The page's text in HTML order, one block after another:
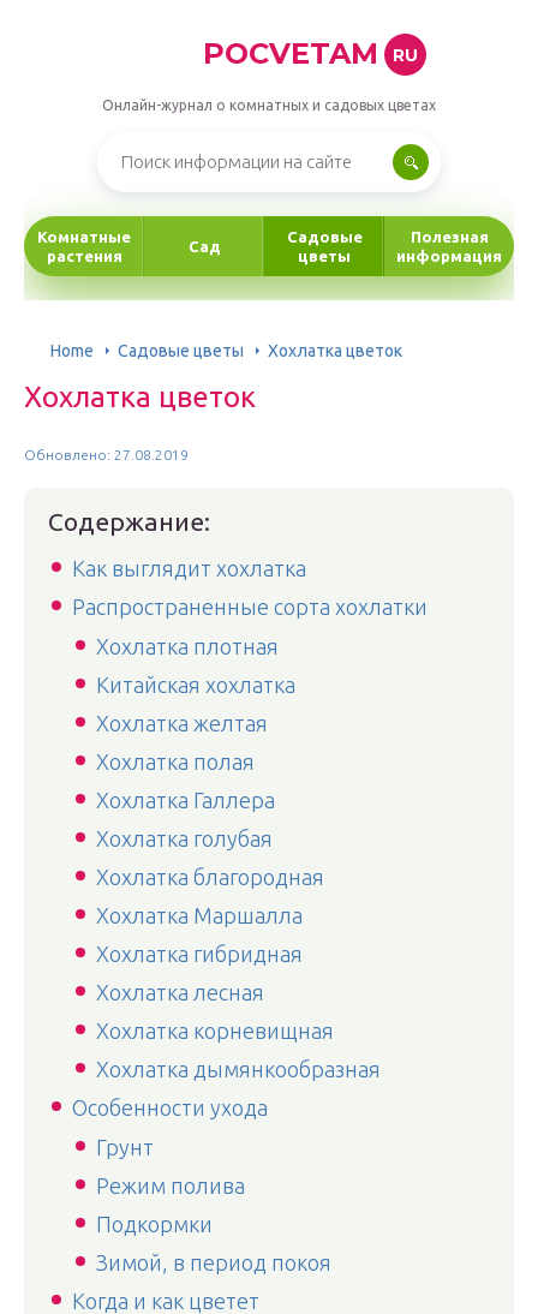
POCVETAM RU
Онлайн-журнал о комнатных и садовых цветах
Комнатные
растения
Сад
Садовые
цветы
Полезная
информация
Home Садовые цветы Хохлатка цветок
Хохлатка цветок
Обновлено: 27.08.2019
Содержание:
Как выглядит хохлатка
Распространенные сорта хохлатки
Хохлатка плотная
Китайская хохлатка
Хохлатка желтая
Хохлатка полая
Хохлатка Галлера
Хохлатка голубая
Хохлатка благородная
Хохлатка Маршалла
Хохлатка гибридная
Хохлатка лесная
Хохлатка корневищная
Хохлатка дымянкообразная
Особенности ухода
Грунт
Режим полива
Подкормки
Зимой, в период покоя
Когда и как цветет